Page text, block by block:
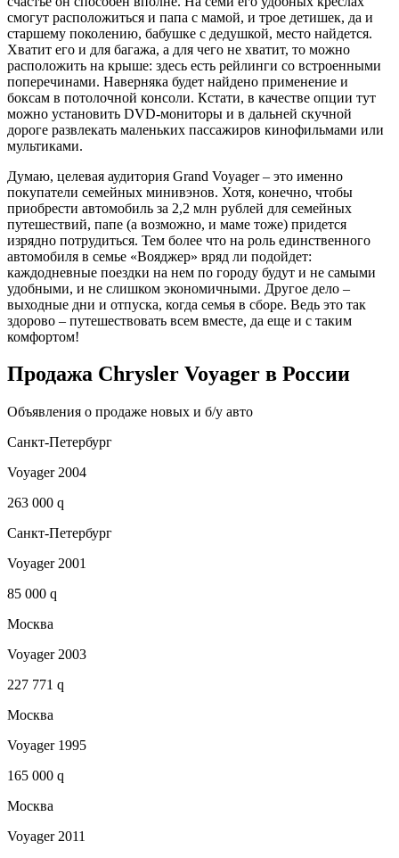
смогут расположиться и папа с мамой, и трое детишек, да и
старшему поколению, бабушке с дедушкой, место найдется.
Хватит его и для багажа, а для чего не хватит, то можно
расположить на крыше: здесь есть рейлинги со встроенными
поперечинами. Наверняка будет найдено применение и
боксам в потолочной консоли. Кстати, в качестве опции тут
можно установить DVD-мониторы и в дальней скучной
дороге развлекать маленьких пассажиров кинофильмами или
мультиками.
Думаю, целевая аудитория Grand Voyager – это именно
покупатели семейных минивэнов. Хотя, конечно, чтобы
приобрести автомобиль за 2,2 млн рублей для семейных
путешествий, папе (а возможно, и маме тоже) придется
изрядно потрудиться. Тем более что на роль единственного
автомобиля в семье «Вояджер» вряд ли подойдет:
каждодневные поездки на нем по городу будут и не самыми
удобными, и не слишком экономичными. Другое дело –
выходные дни и отпуска, когда семья в сборе. Ведь это так
здорово – путешествовать всем вместе, да еще и с таким
комфортом!
Продажа Chrysler Voyager в России
Объявления о продаже новых и б/у авто
Санкт-Петербург
Voyager 2004
263 000 q
Санкт-Петербург
Voyager 2001
85 000 q
Москва
Voyager 2003
227 771 q
Москва
Voyager 1995
165 000 q
Москва
Voyager 2011